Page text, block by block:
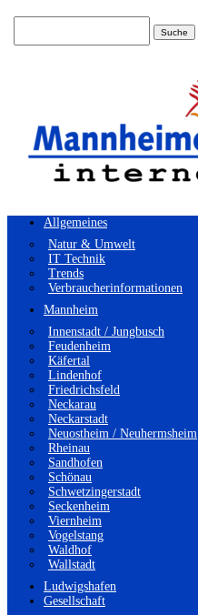
Allgemeines
Natur & Umwelt
IT Technik
Trends
Verbraucherinformationen
Mannheim
Innenstadt / Jungbusch
Feudenheim
Käfertal
Lindenhof
Friedrichsfeld
Neckarau
Neckarstadt
Neuostheim / Neuhermsheim
Rheinau
Sandhofen
Schönau
Schwetzingerstadt
Seckenheim
Viernheim
Vogelstang
Waldhof
Wallstadt
Ludwigshafen
Gesellschaft